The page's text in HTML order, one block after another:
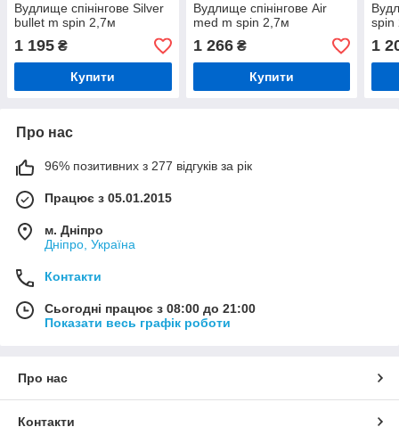
Вудлище спінінгове Silver
bullet m spin 2,7м
1 195 ₴
Купити
Вудлище спінінгове Air
med m spin 2,7м
1 266₴
Купити
spin
1
Про нас
96% позитивних з 277 відгуків за рік
Працює з 05.01.2015
м. Дніпро
Дніпро, Україна
Контакти
Сьогодні працює з 08:00 до 21:00
Показати весь графік роботи
Про нас
Контакти